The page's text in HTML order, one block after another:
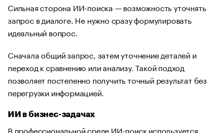
Сильная сторона ИИ-поиска — возможность уточнять
запрос в диалоге. Не нужно сразу формулировать
идеальный вопрос.
Сначала общий запрос, затем уточнение деталей и
переход к сравнению или анализу. Такой подход
позволяет постепенно получить точный результат без
перегрузки информацией.
ИИ в бизнес-задачах
В профессиональной среде ИИ-поиск используется